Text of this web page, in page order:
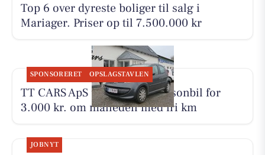
Top 6 over dyreste boliger til salg i
Mariager. Priser op til 7.500.000 kr
SPONSORERET OPSLAGSTAVLEN
TT CARS ApS udlejer lille personbil for
3.000 kr. om måneden med fri km
JOBNYT